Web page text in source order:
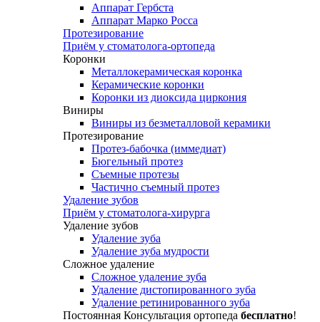
Аппарат Гербста
Аппарат Марко Росса
Протезирование
Приём у стоматолога-ортопеда
Коронки
Металлокерамическая коронка
Керамические коронки
Коронки из диоксида циркония
Виниры
Виниры из безметалловой керамики
Протезирование
Протез-бабочка (иммедиат)
Бюгельный протез
Съемные протезы
Частично съемный протез
Удаление зубов
Приём у стоматолога-хирурга
Удаление зубов
Удаление зуба
Удаление зуба мудрости
Сложное удаление
Сложное удаление зуба
Удаление дистопированного зуба
Удаление ретинированного зуба
Постоянная Консультация ортопеда бесплатно!